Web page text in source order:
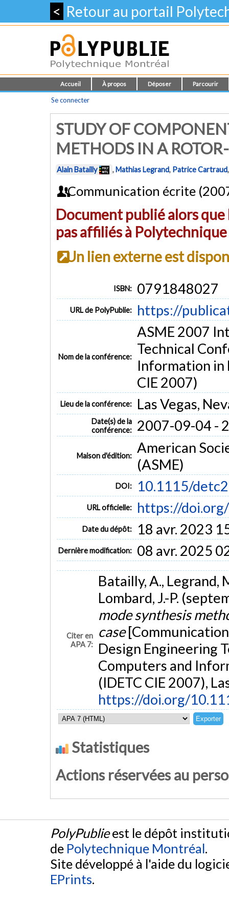
< Retour au portail
Accueil À propos Déposer Parcourir
Se connecter
STUDY OF
METHODS IN A
Alain Batailly ,Mathias Legrand, Patrice Cartraud
Communication écrite
Document publié alors
pas affiliés à
Un lien externe est
ISBN: 0791848027
URL de PolyPublie: https://
Nom de la conférence:
ASME 2007
Technical
Information in
CIE 2007)
Lieu de la conférence: Las Vegas,
Date(s) de la
conférence:
2007-09-04 -
Maison d'édition: American
(ASME)
DOI: 10.1115/
URL officielle: https://
Date du dépôt: 18 avr. 2023
Dernière modification: 08 avr. 2025
Citer en
APA 7:
Batailly, A., Legrand,
Lombard, J.-P.
mode synthesis
case
Design Engineering
Computers and
(IDETC CIE 2007),
https://doi.org/
Statistiques
Actions réservées au
PolyPublieest le dépôt
de Polytechnique Montréal.
Site développé à l'aide du
EPrints.